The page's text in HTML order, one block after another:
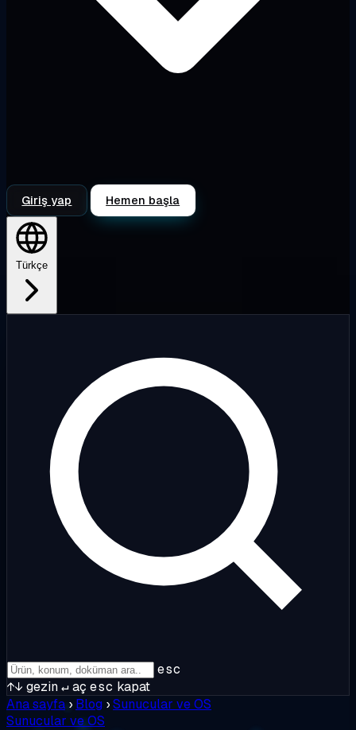
Giriş yap Hemen başla
Türkçe
esc
↑↓ gezin↵aç esc kapat
Ana sayfa › Blog ›Sunucular ve OS
Sunucular ve OS